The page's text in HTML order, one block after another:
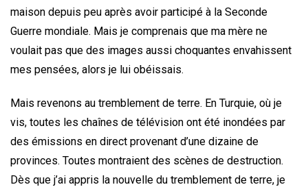
maison depuis peu après avoir participé à la Seconde
Guerre mondiale. Mais je comprenais que ma mère ne
voulait pas que des images aussi choquantes envahissent
mes pensées, alors je lui obéissais.
Mais revenons au tremblement de terre. En Turquie, où je
vis, toutes les chaînes de télévision ont été inondées par
des émissions en direct provenant d’une dizaine de
provinces. Toutes montraient des scènes de destruction.
Dès que j’ai appris la nouvelle du tremblement de terre, je